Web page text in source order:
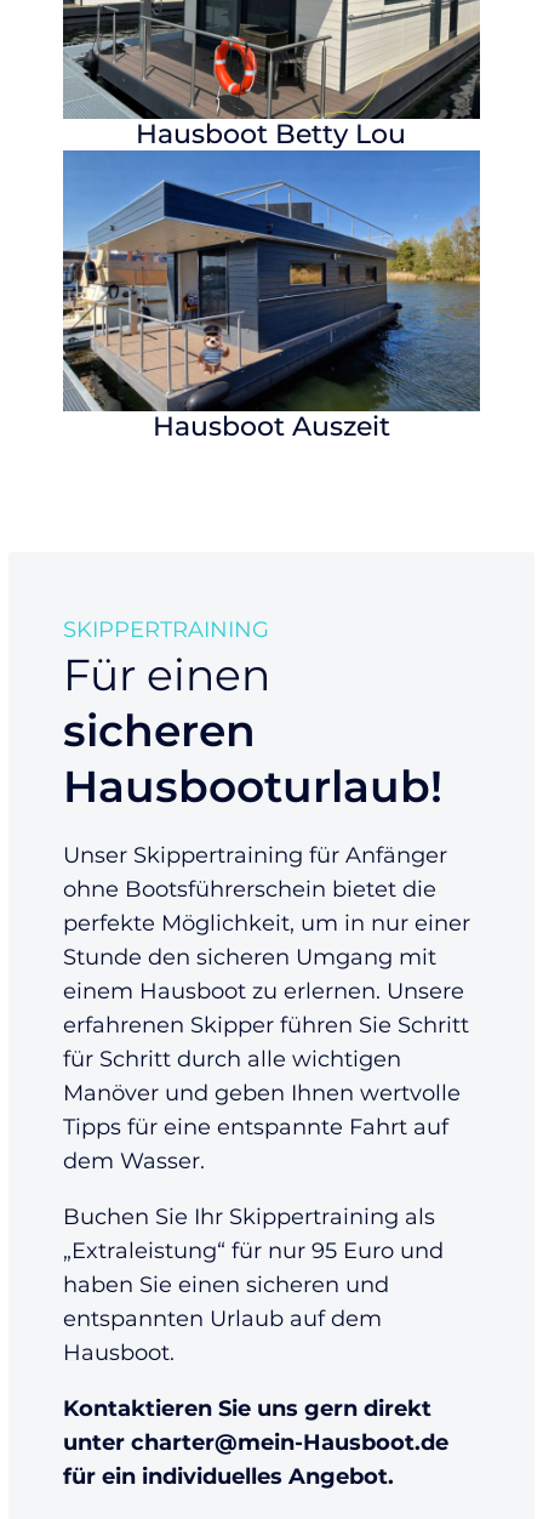
Hausboot Betty Lou
Hausboot Auszeit
SKIPPERTRAINING
Für einen
sicheren
Hausbooturlaub!
Unser Skippertraining für Anfänger
ohne Bootsführerschein bietet die
perfekte Möglichkeit, um in nur einer
Stunde den sicheren Umgang mit
einem Hausboot zu erlernen. Unsere
erfahrenen Skipper führen Sie Schritt
für Schritt durch alle wichtigen
Manöver und geben Ihnen wertvolle
Tipps für eine entspannte Fahrt auf
dem Wasser.
Buchen Sie Ihr Skippertraining als
„Extraleistung“ für nur 95 Euro und
haben Sie einen sicheren und
entspannten Urlaub auf dem
Hausboot.
Kontaktieren Sie uns gern direkt
unter charter@mein-Hausboot.de
für ein individuelles Angebot.